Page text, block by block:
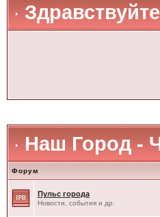
Наш Город -
Форум
Пульс города
Новости, события и др.